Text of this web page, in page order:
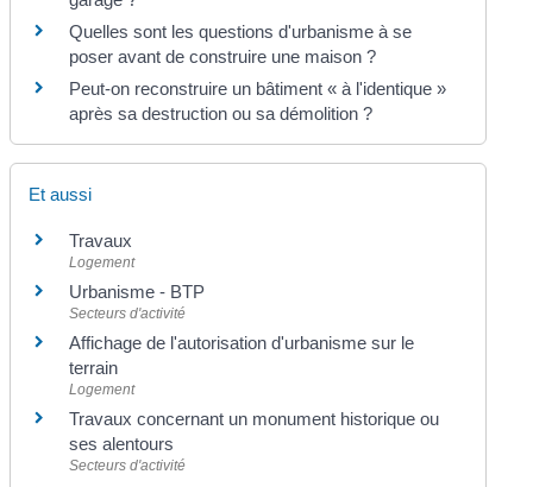
Quelles sont les questions d'urbanisme à se
poser avant de construire une maison ?
Peut-on reconstruire un bâtiment « à l'identique »
après sa destruction ou sa démolition ?
Et aussi
Travaux
Logement
Urbanisme - BTP
Secteurs d'activité
Affichage de l'autorisation d'urbanisme sur le
terrain
Logement
Travaux concernant un monument historique ou
ses alentours
Secteurs d'activité